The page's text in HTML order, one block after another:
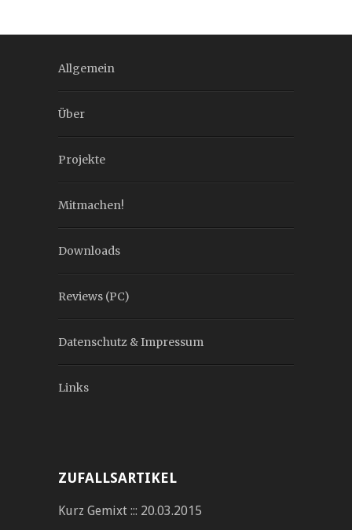
Allgemein
Über
Projekte
Mitmachen!
Downloads
Reviews (PC)
Datenschutz & Impressum
Links
ZUFALLSARTIKEL
Kurz Gemixt ::: 20.03.2015